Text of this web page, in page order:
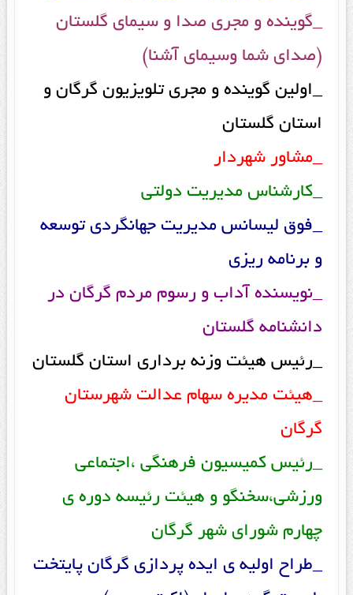
_گوینده و مجری صدا و سیمای گلستان
(صدای شما وسیمای آشنا)
_اولین گوینده و مجری تلویزیون گرگان و
استان گلستان
_مشاور شهردار
_کارشناس مدیریت دولتی
_فوق لیسانس مدیریت جهانگردی توسعه
و برنامه ریزی
_نویسنده آداب و رسوم مردم گرگان در
دانشنامه گلستان
_رئیس هیئت وزنه برداری استان گلستان
_هیئت مدیره سهام عدالت شهرستان
گرگان
_رئیس کمیسیون فرهنگی ،اجتماعی
ورزشی،سخنگو و هیئت رئیسه دوره ی
چهارم شورای شهر گرگان
_طراح اولیه ی ایده پردازی گرگان پایتخت